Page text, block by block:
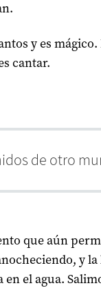
y es
cantar.
de otro
que aún
y
el agua.